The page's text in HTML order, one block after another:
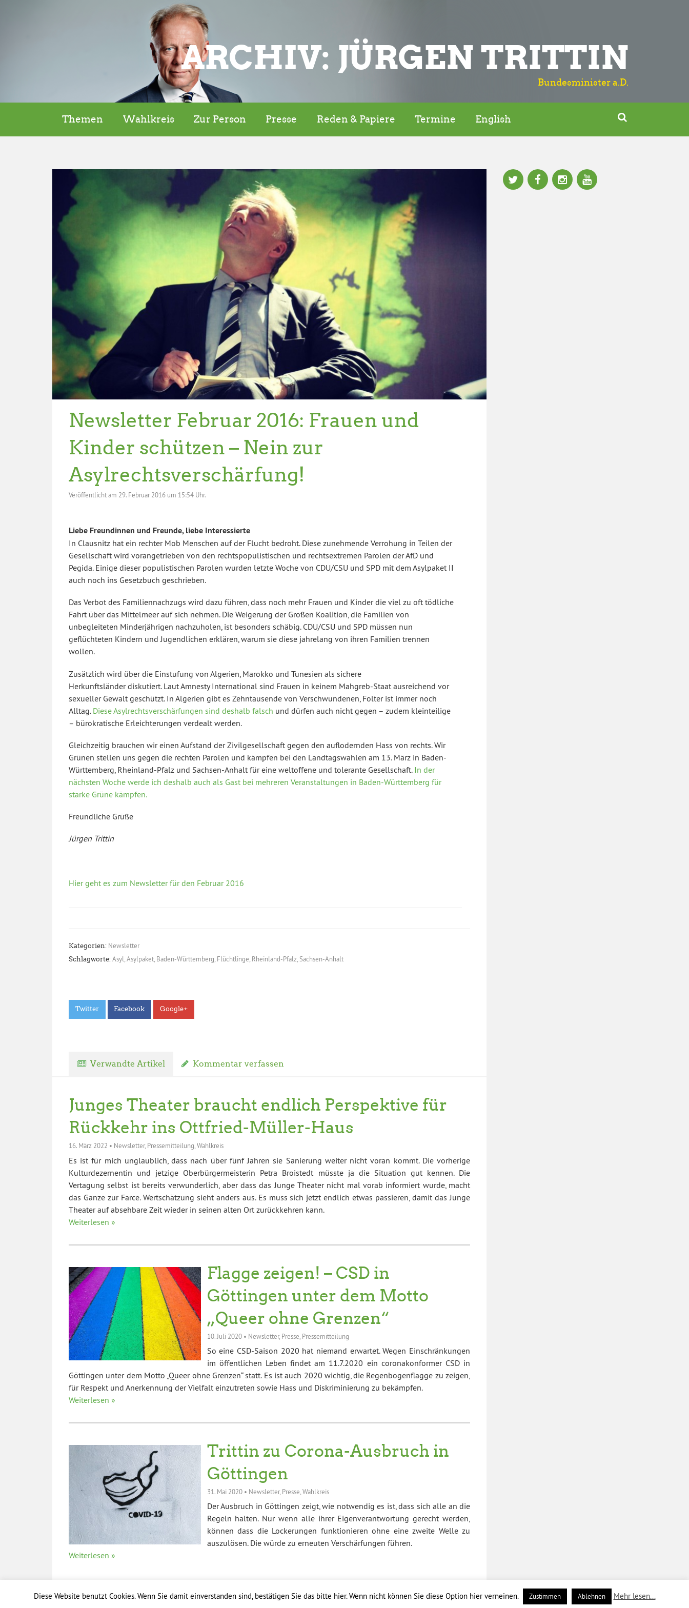
ARCHIV: JÜRGEN TRITTIN
Bundesminister a.D.
Themen Wahlkreis Zur Person Presse Reden & Papiere Termine English 
Newsletter Februar 2016: Frauen und
Kinder schützen – Nein zur
Asylrechtsverschärfung!
Veröffentlicht am 29. Februar 2016 um 15:54 Uhr.
Liebe Freundinnen und Freunde, liebe Interessierte
In Clausnitz hat ein rechter Mob Menschen auf der Flucht bedroht. Diese zunehmende Verrohung in Teilen der
Gesellschaft wird vorangetrieben von den rechtspopulistischen und rechtsextremen Parolen der AfD und
Pegida. Einige dieser populistischen Parolen wurden letzte Woche von CDU/CSU und SPD mit dem Asylpaket II
auch noch ins Gesetzbuch geschrieben.
Das Verbot des Familiennachzugs wird dazu führen, dass noch mehr Frauen und Kinder die viel zu oft tödliche
Fahrt über das Mittelmeer auf sich nehmen. Die Weigerung der Großen Koalition, die Familien von
unbegleiteten Minderjährigen nachzuholen, ist besonders schäbig. CDU/CSU und SPD müssen nun
geflüchteten Kindern und Jugendlichen erklären, warum sie diese jahrelang von ihren Familien trennen
wollen.
Zusätzlich wird über die Einstufung von Algerien, Marokko und Tunesien als sichere
Herkunftsländer diskutiert. Laut Amnesty International sind Frauen in keinem Mahgreb-Staat ausreichend vor
sexueller Gewalt geschützt. In Algerien gibt es Zehntausende von Verschwundenen, Folter ist immer noch
Alltag. Diese Asylrechtsverschärfungen sind deshalb falsch und dürfen auch nicht gegen – zudem kleinteilige
– bürokratische Erleichterungen verdealt werden.
Gleichzeitig brauchen wir einen Aufstand der Zivilgesellschaft gegen den auflodernden Hass von rechts. Wir
Grünen stellen uns gegen die rechten Parolen und kämpfen bei den Landtagswahlen am 13. März in Baden-
Württemberg, Rheinland-Pfalz und Sachsen-Anhalt für eine weltoffene und tolerante Gesellschaft. In der
nächsten Woche werde ich deshalb auch als Gast bei mehreren Veranstaltungen in Baden-Württemberg für
starke Grüne kämpfen.
Freundliche Grüße
Jürgen Trittin
Hier geht es zum Newsletter für den Februar 2016
Kategorien: Newsletter
Schlagworte: Asyl Asylpaket Baden-Württemberg Flüchtlinge Rheinland-Pfalz Sachsen-Anhalt
Twitter Facebook Google+
Verwandte Artikel Kommentar verfassen
Junges Theater braucht endlich Perspektive für
Rückkehr ins Ottfried-Müller-Haus
16. März 2022 • Newsletter, Pressemitteilung Wahlkreis
Es ist für mich unglaublich, dass nach über fünf Jahren sie Sanierung weiter nicht voran kommt. Die vorherige
Kulturdezernentin und jetzige Oberbürgermeisterin Petra Broistedt müsste ja die Situation gut kennen. Die
Vertagung selbst ist bereits verwunderlich, aber dass das Junge Theater nicht mal vorab informiert wurde, macht
das Ganze zur Farce. Wertschätzung sieht anders aus. Es muss sich jetzt endlich etwas passieren, damit das Junge
Theater auf absehbare Zeit wieder in seinen alten Ort zurückkehren kann.
Weiterlesen »
Flagge zeigen! – CSD in
Göttingen unter dem Motto
„Queer ohne Grenzen“
10. Juli 2020• Newsletter, Presse Pressemitteilung
So eine CSD-Saison 2020 hat niemand erwartet. Wegen Einschränkungen
im öffentlichen Leben findet am 11.7.2020 ein coronakonformer CSD in
Göttingen unter dem Motto „Queer ohne Grenzen“ statt. Es ist auch 2020 wichtig, die Regenbogenflagge zu zeigen,
für Respekt und Anerkennung der Vielfalt einzutreten sowie Hass und Diskriminierung zu bekämpfen.
Weiterlesen »
Trittin zu Corona-Ausbruch in
Göttingen
31. Mai 2020• Newsletter, Presse Wahlkreis
Der Ausbruch in Göttingen zeigt, wie notwendig es ist, dass sich alle an die
Regeln halten. Nur wenn alle ihrer Eigenverantwortung gerecht werden,
können dass die Lockerungen funktionieren ohne eine zweite Welle zu
auszulösen. Die würde zu erneuten Verschärfungen führen.
Weiterlesen »
Diese Website benutzt Cookies. Wenn Sie damit einverstanden sind, bestätigen Sie das bitte hier. Wenn nicht können Sie diese Option hier verneinen. Zustimmen Ablehnen Mehr lesen...